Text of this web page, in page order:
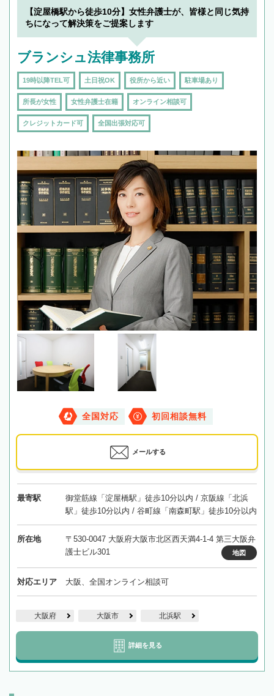
【淀屋橋駅から徒歩10分】女性弁護士が、皆様と同じ気持
ちになって解決策をご提案します
ブランシュ法律事務所
19時以降TEL可 土日祝OK 役所から近い 駐車場あり
所長が女性 女性弁護士在籍 オンライン相談可
クレジットカード可 全国出張対応可
全国対応 初回相談無料
メールする
最寄駅
御堂筋線「淀屋橋駅」徒歩10分以内 / 京阪線「北浜
駅」徒歩10分以内 / 谷町線「南森町駅」徒歩10分以内
所在地
〒530-0047 大阪府大阪市北区西天満4-1-4 第三大阪弁
護士ビル301
地図
対応エリア 大阪、全国オンライン相談可
大阪府 大阪市 北浜駅
詳細を見る